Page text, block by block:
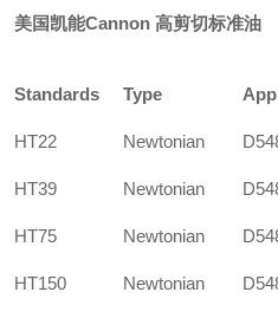
美国凯能Cannon 高剪切标准油
Standards Type
HT22 Newtonian
HT39 Newtonian
HT75 Newtonian
HT150 Newtonian